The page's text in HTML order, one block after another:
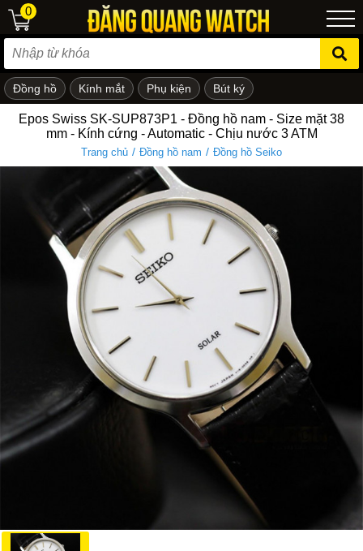
em
0
Đồng hồ Kính mắt Phụ kiện Bút ký
Epos Swiss SK-SUP873P1 - Đồng hồ nam - Size mặt 38
mm - Kính cứng - Automatic - Chịu nước 3 ATM
Trang chủ / Đồng hồ nam / Đồng hồ Seiko